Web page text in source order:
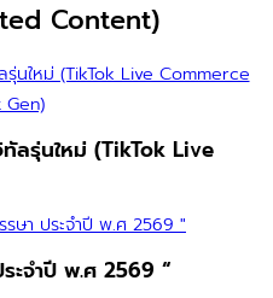
Content)
ลรุ่นใหม่ (TikTok Live
ะจำปี พ.ศ 2569 “